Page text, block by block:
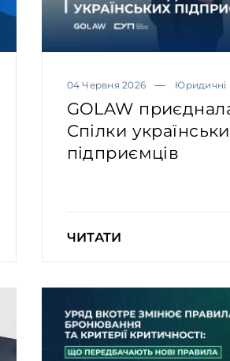
04 Червня 2026 Юридичні
GOLAW
Спілки
підприємців
ЧИТАТИ